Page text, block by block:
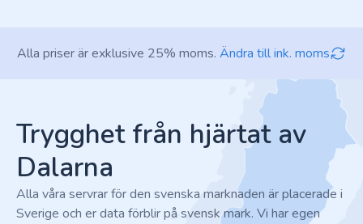
Alla priser är exklusive 25% moms. Ändra till ink. moms
Trygghet från hjärtat av
Dalarna
Alla våra servrar för den svenska marknaden är placerade i
Sverige och er data förblir på svensk mark. Vi har egen